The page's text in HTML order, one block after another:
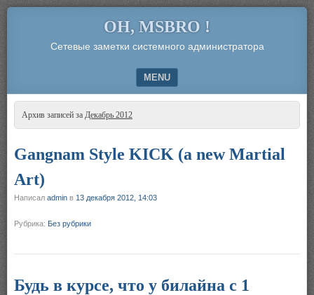
OH, MSBRO !
Сетевые заметки системного администратора
MENU
SKIP TO CONTENT
Архив записей за Декабрь 2012
Gangnam Style KICK (a new Martial
Art)
Написал admin в 13 декабря 2012, 14:03
Рубрика: Без рубрики
Будь в курсе, что у билайна с 1